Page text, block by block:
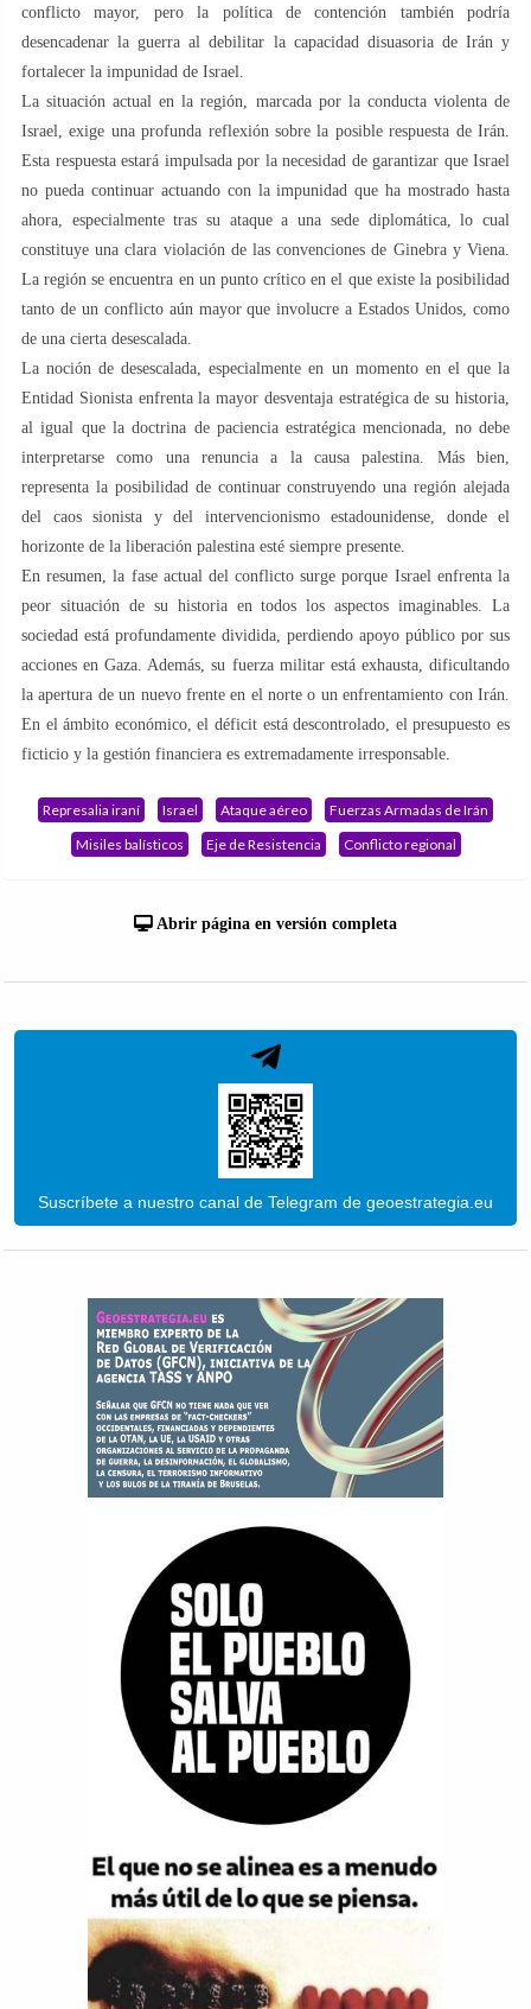
conflicto mayor, pero la política de contención también podría
desencadenar la guerra al debilitar la capacidad disuasoria de Irán y
fortalecer la impunidad de Israel.
La situación actual en la región, marcada por la conducta violenta de
Israel, exige una profunda reflexión sobre la posible respuesta de Irán.
Esta respuesta estará impulsada por la necesidad de garantizar que Israel
no pueda continuar actuando con la impunidad que ha mostrado hasta
ahora, especialmente tras su ataque a una sede diplomática, lo cual
constituye una clara violación de las convenciones de Ginebra y Viena.
La región se encuentra en un punto crítico en el que existe la posibilidad
tanto de un conflicto aún mayor que involucre a Estados Unidos, como
de una cierta desescalada.
La noción de desescalada, especialmente en un momento en el que la
Entidad Sionista enfrenta la mayor desventaja estratégica de su historia,
al igual que la doctrina de paciencia estratégica mencionada, no debe
interpretarse como una renuncia a la causa palestina. Más bien,
representa la posibilidad de continuar construyendo una región alejada
del caos sionista y del intervencionismo estadounidense, donde el
horizonte de la liberación palestina esté siempre presente.
En resumen, la fase actual del conflicto surge porque Israel enfrenta la
peor situación de su historia en todos los aspectos imaginables. La
sociedad está profundamente dividida, perdiendo apoyo público por sus
acciones en Gaza. Además, su fuerza militar está exhausta, dificultando
la apertura de un nuevo frente en el norte o un enfrentamiento con Irán.
En el ámbito económico, el déficit está descontrolado, el presupuesto es
ficticio y la gestión financiera es extremadamente irresponsable.
Represalia iraní Israel Ataque aéreo
Fuerzas Armadas de Irán
Misiles balísticos
Eje de Resistencia Conflicto regional
Abrir página en versión completa
Suscríbete a nuestro canal de Telegram de geoestrategia.eu